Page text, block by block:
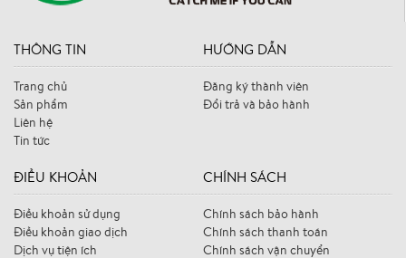
THÔNG TIN
Trang chủ
Sản phẩm
Liên hệ
Tin tức
HƯỚNG DẪN
Đăng ký thành viên
Đổi trả và bảo hành
ĐIỀU KHOẢN
Điều khoản sử dụng
Điều khoản giao dịch
Dịch vụ tiện ích
CHÍNH SÁCH
Chính sách bảo hành
Chính sách thanh toán
Chính sách vận chuyển